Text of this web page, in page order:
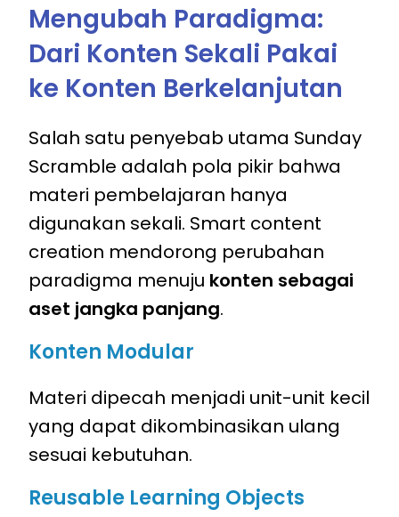
Mengubah Paradigma:
Dari Konten Sekali Pakai
ke Konten Berkelanjutan
Salah satu penyebab utama Sunday
Scramble adalah pola pikir bahwa
materi pembelajaran hanya
digunakan sekali. Smart content
creation mendorong perubahan
paradigma menuju konten sebagai
aset jangka panjang.
Konten Modular
Materi dipecah menjadi unit-unit kecil
yang dapat dikombinasikan ulang
sesuai kebutuhan.
Reusable Learning Objects